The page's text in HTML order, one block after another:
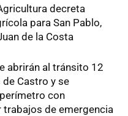
decreta
para San Pablo,
de la Costa
abrirán al tránsito 12
Castro y se
con
de emergencia